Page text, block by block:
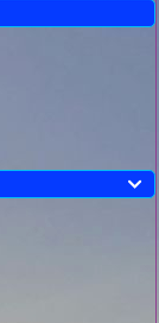
